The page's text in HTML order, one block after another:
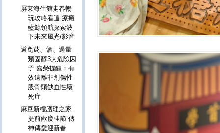
屏東海生館走春暢
玩攻略看這 療癒
藍鯨領航探索波
下未來風光/影音
避免菸、酒、過量
類固醇3大危險因
子 嘉榮提醒：有
效遠離非創傷性
股骨頭缺血性壞
死症
麻豆新樓護理之家
提前歡慶佳節 傳
神傳愛迎新春